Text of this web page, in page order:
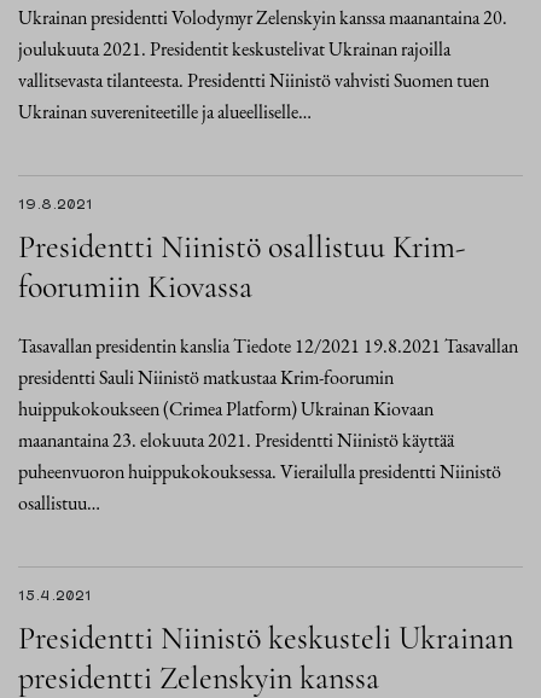
Ukrainan presidentti Volodymyr Zelenskyin kanssa maanantaina 20.
joulukuuta 2021. Presidentit keskustelivat Ukrainan rajoilla
vallitsevasta tilanteesta. Presidentti Niinistö vahvisti Suomen tuen
Ukrainan suvereniteetille ja alueelliselle…
19.8.2021
Presidentti Niinistö osallistuu Krim-
foorumiin Kiovassa
Tasavallan presidentin kanslia Tiedote 12/2021 19.8.2021 Tasavallan
presidentti Sauli Niinistö matkustaa Krim-foorumin
huippukokoukseen (Crimea Platform) Ukrainan Kiovaan
maanantaina 23. elokuuta 2021. Presidentti Niinistö käyttää
puheenvuoron huippukokouksessa. Vierailulla presidentti Niinistö
osallistuu…
15.4.2021
Presidentti Niinistö keskusteli Ukrainan
presidentti Zelenskyin kanssa